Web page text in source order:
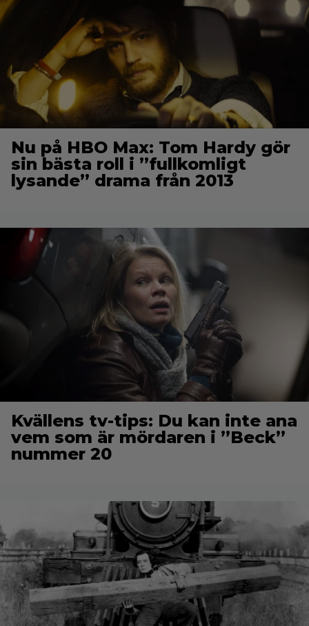
Nu på HBO Max: Tom Hardy gör
sin bästa roll i ”fullkomligt
lysande” drama från 2013
Kvällens tv-tips: Du kan inte ana
vem som är mördaren i ”Beck”
nummer 20